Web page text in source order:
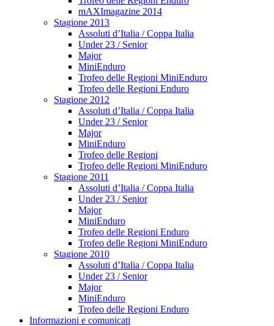
mAXImagazine 2014
Stagione 2013
Assoluti d’Italia / Coppa Italia
Under 23 / Senior
Major
MiniEnduro
Trofeo delle Regioni MiniEnduro
Trofeo delle Regioni Enduro
Stagione 2012
Assoluti d’Italia / Coppa Italia
Under 23 / Senior
Major
MiniEnduro
Trofeo delle Regioni
Trofeo delle Regioni MiniEnduro
Stagione 2011
Assoluti d’Italia / Coppa Italia
Under 23 / Senior
Major
MiniEnduro
Trofeo delle Regioni Enduro
Trofeo delle Regioni MiniEnduro
Stagione 2010
Assoluti d’Italia / Coppa Italia
Under 23 / Senior
Major
MiniEnduro
Trofeo delle Regioni Enduro
Informazioni e comunicati